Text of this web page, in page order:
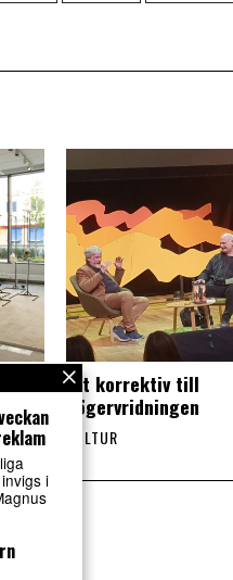
Ett korrektiv till
högervridningen
KULTUR
i